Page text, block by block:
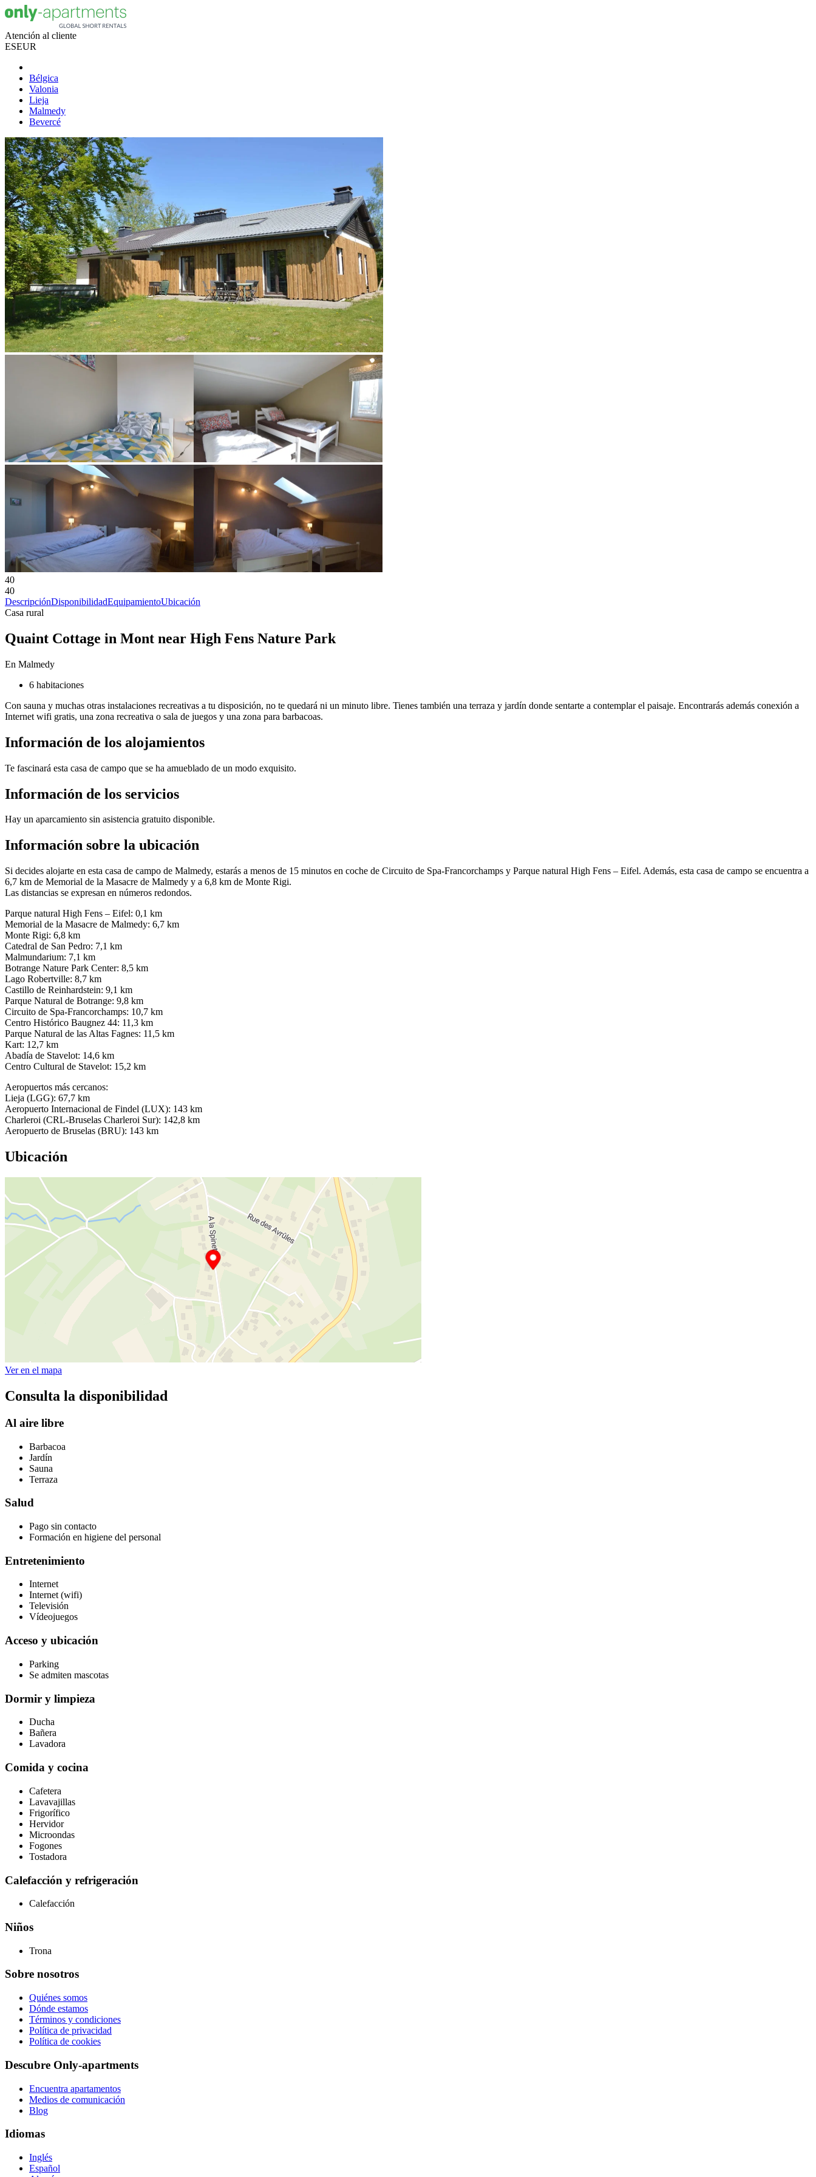
Atención al cliente
ESEUR
Bélgica
Valonia
Lieja
Malmedy
Bevercé
40
40
DescripciónDisponibilidadEquipamientoUbicación
Casa rural
Quaint Cottage in Mont near High Fens Nature Park
En Malmedy
6 habitaciones
Con sauna y muchas otras instalaciones recreativas a tu disposición, no te quedará ni un minuto libre. Tienes también una terraza y jardín donde sentarte a contemplar el paisaje. Encontrarás además conexión a
Internet wifi gratis, una zona recreativa o sala de juegos y una zona para barbacoas.
Información de los alojamientos
Te fascinará esta casa de campo que se ha amueblado de un modo exquisito.
Información de los servicios
Hay un aparcamiento sin asistencia gratuito disponible.
Información sobre la ubicación
Si decides alojarte en esta casa de campo de Malmedy, estarás a menos de 15 minutos en coche de Circuito de Spa-Francorchamps y Parque natural High Fens – Eifel. Además, esta casa de campo se encuentra a
6,7 km de Memorial de la Masacre de Malmedy y a 6,8 km de Monte Rigi.
Las distancias se expresan en números redondos.
Parque natural High Fens – Eifel: 0,1 km
Memorial de la Masacre de Malmedy: 6,7 km
Monte Rigi: 6,8 km
Catedral de San Pedro: 7,1 km
Malmundarium: 7,1 km
Botrange Nature Park Center: 8,5 km
Lago Robertville: 8,7 km
Castillo de Reinhardstein: 9,1 km
Parque Natural de Botrange: 9,8 km
Circuito de Spa-Francorchamps: 10,7 km
Centro Histórico Baugnez 44: 11,3 km
Parque Natural de las Altas Fagnes: 11,5 km
Kart: 12,7 km
Abadía de Stavelot: 14,6 km
Centro Cultural de Stavelot: 15,2 km
Aeropuertos más cercanos:
Lieja (LGG): 67,7 km
Aeropuerto Internacional de Findel (LUX): 143 km
Charleroi (CRL-Bruselas Charleroi Sur): 142,8 km
Aeropuerto de Bruselas (BRU): 143 km
Ubicación
Ver en el mapa
Consulta la disponibilidad
Al aire libre
Barbacoa
Jardín
Sauna
Terraza
Salud
Pago sin contacto
Formación en higiene del personal
Entretenimiento
Internet
Internet (wifi)
Televisión
Vídeojuegos
Acceso y ubicación
Parking
Se admiten mascotas
Dormir y limpieza
Ducha
Bañera
Lavadora
Comida y cocina
Cafetera
Lavavajillas
Frigorífico
Hervidor
Microondas
Fogones
Tostadora
Calefacción y refrigeración
Calefacción
Niños
Trona
Sobre nosotros
Quiénes somos
Dónde estamos
Términos y condiciones
Política de privacidad
Política de cookies
Descubre Only-apartments
Encuentra apartamentos
Medios de comunicación
Blog
Idiomas
Inglés
Español